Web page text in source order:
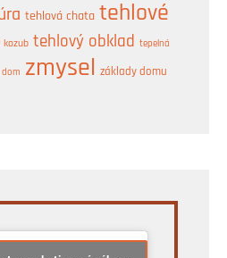
tehlová chata tehlové
kozub tehlový obklad tepelná
dom zmysel základy domu